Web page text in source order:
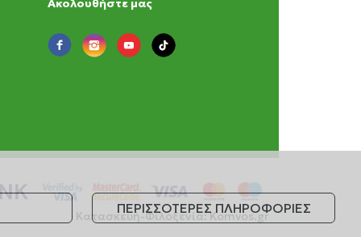
Ακολουθήστε μας
Κατασκευή-Φιλοξενία:Komvos.gr
ΠΕΡΙΣΣΟΤΕΡΕΣ ΠΛΗΡΟΦΟΡΙΕΣ